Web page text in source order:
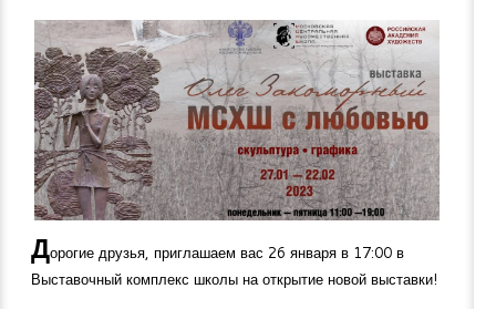
Дорогие друзья, приглашаем вас 26 января в 17:00 в
Выставочный комплекс школы на открытие новой выставки!